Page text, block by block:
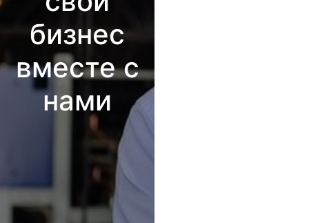
бизнес
вместе с
нами